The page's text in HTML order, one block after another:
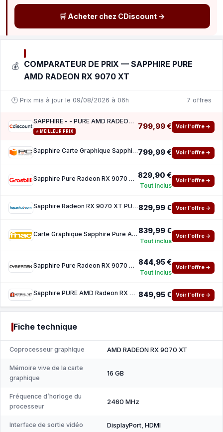
🛒 Acheter chez CDiscount →
💰 COMPARATEUR DE PRIX — SAPPHIRE PURE
AMD RADEON RX 9070 XT
🕐 Prix mis à jour le 09/08/2026 à 06h 7 offres
SAPPHIRE - - PURE AMD RADEON RX 9070 XT GAMING OC - 16 GB - Dual HDMI Dual DP
⭐ MEILLEUR PRIX
799,99 € Voir l'offre →
Sapphire Carte Graphique Sapphire PURE AMD Radeon RX 9070 XT 16GB GDDR6 FSR 4799,99 € Voir l'offre →
Sapphire Pure Radeon RX 9070 XT GAMING OC 16GB 829,90 €
Tout inclus
Voir l'offre →
Sapphire Radeon RX 9070 XT PURE 829,99 € Voir l'offre →
Carte Graphique Sapphire Pure AMD Radeon RX 9070 XT White 839,99 €
Tout inclus
Voir l'offre →
Sapphire Pure Radeon RX 9070 XT GAMING OC 16GB 844,95 €
Tout inclus
Voir l'offre →
Sapphire PURE AMD Radeon RX 9070 XT 849,95 € Voir l'offre →
Fiche technique
Coprocesseur graphique AMD RADEON RX 9070 XT
Mémoire vive de la carte
graphique
16 GB
Fréquence d’horloge du
processeur
2460 MHz
Interface de sortie vidéo DisplayPort, HDMI